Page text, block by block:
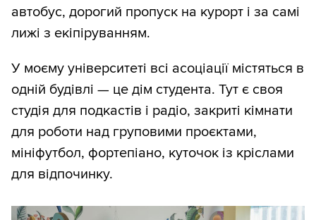
автобус, дорогий пропуск на курорт і за самі
лижі з екіпіруванням.
У моєму університеті всі асоціації містяться в
одній будівлі — це дім студента. Тут є своя
студія для подкастів і радіо, закриті кімнати
для роботи над груповими проєктами,
мініфутбол, фортепіано, куточок із кріслами
для відпочинку.